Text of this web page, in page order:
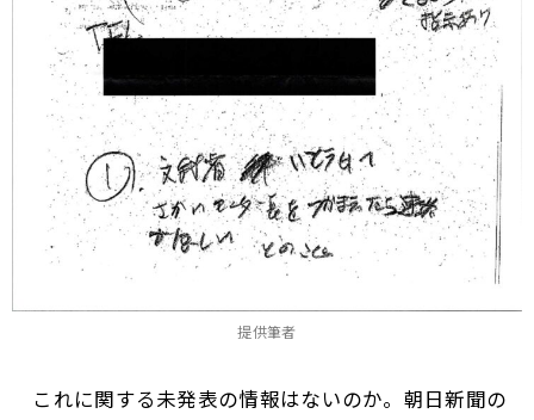
提供筆者
これに関する未発表の情報はないのか。朝日新聞の